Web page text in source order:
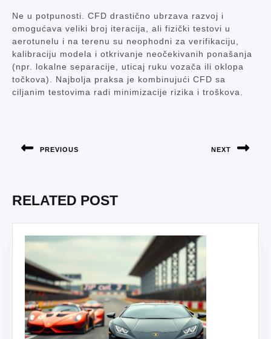
Ne u potpunosti. CFD drastično ubrzava razvoj i
omogućava veliki broj iteracija, ali fizički testovi u
aerotunelu i na terenu su neophodni za verifikaciju,
kalibraciju modela i otkrivanje neočekivanih ponašanja
(npr. lokalne separacije, uticaj ruku vozača ili oklopa
točkova). Najbolja praksa je kombinujući CFD sa
ciljanim testovima radi minimizacije rizika i troškova.
PREVIOUS NEXT
RELATED POST